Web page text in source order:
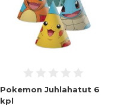
Pokemon Juhlahatut 6
kpl